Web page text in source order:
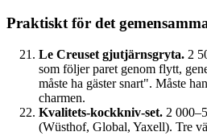
Praktiskt för det
Le Creuset gjutjärnsgryta. 2
som följer paret genom flytt,
måste ha gäster snart". Måste
charmen.
Kvalitets-kockkniv-set. 2
(Wüsthof, Global, Yaxell). Tre